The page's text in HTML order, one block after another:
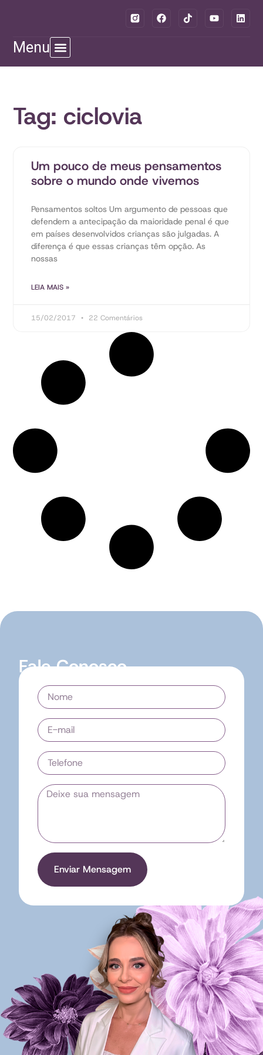
Menu
Tag: ciclovia
Um pouco de meus pensamentos
sobre o mundo onde vivemos
Pensamentos soltos Um argumento de pessoas que
defendem a antecipação da maioridade penal é que
em países desenvolvidos crianças são julgadas. A
diferença é que essas crianças têm opção. As
nossas
LEIA MAIS »
15/02/2017 22 Comentários
Fale Conosco
Enviar Mensagem